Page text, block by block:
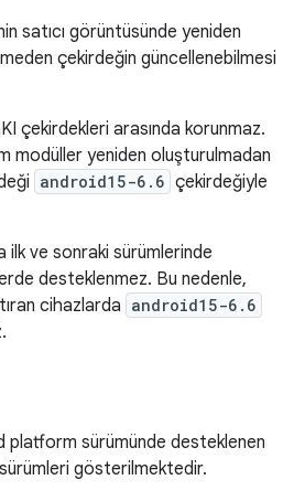
satıcı görüntüsünde yeniden
çekirdeğin güncellenebilmesi
çekirdekleri arasında korunmaz.
modüller yeniden oluşturulmadan
android15-6.6 çekirdeğiyle
ilk ve sonraki sürümlerinde
desteklenmez. Bu nedenle,
cihazlarda android15-6.6
platform sürümünde desteklenen
gösterilmektedir.